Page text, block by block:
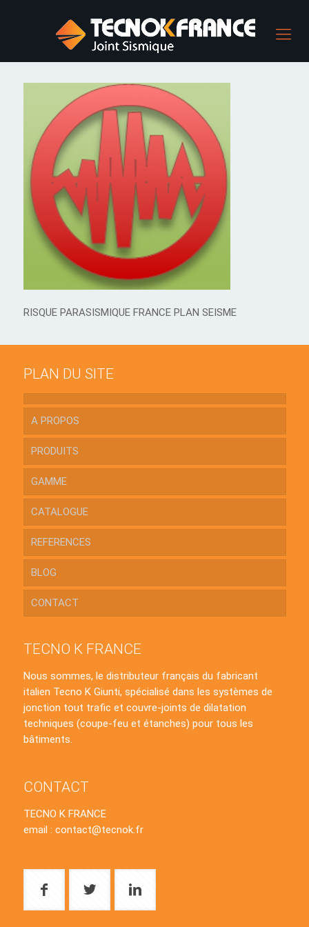
RISQUE PARASISMIQUE FRANCE PLAN SEISME
PLAN DU SITE
A PROPOS
PRODUITS
GAMME
CATALOGUE
REFERENCES
BLOG
CONTACT
TECNO K FRANCE
Nous sommes, le distributeur français du fabricant
italien Tecno K Giunti, spécialisé dans les systèmes de
jonction tout trafic et couvre-joints de dilatation
techniques (coupe-feu et étanches) pour tous les
bâtiments.
CONTACT
TECNO K FRANCE
email : contact@tecnok.fr